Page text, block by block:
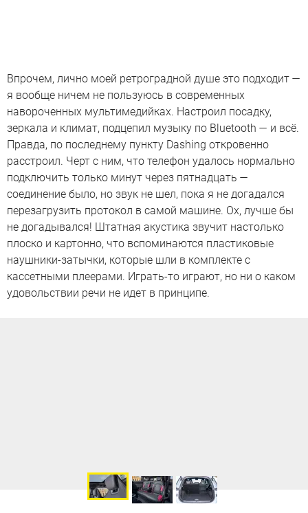
Впрочем, лично моей ретроградной душе это подходит —
я вообще ничем не пользуюсь в современных
навороченных мультимедийках. Настроил посадку,
зеркала и климат, подцепил музыку по Bluetooth — и всё.
Правда, по последнему пункту Dashing откровенно
расстроил. Черт с ним, что телефон удалось нормально
подключить только минут через пятнадцать —
соединение было, но звук не шел, пока я не догадался
перезагрузить протокол в самой машине. Ох, лучше бы
не догадывался! Штатная акустика звучит настолько
плоско и картонно, что вспоминаются пластиковые
наушники-затычки, которые шли в комплекте с
кассетными плеерами. Играть-то играют, но ни о каком
удовольствии речи не идет в принципе.